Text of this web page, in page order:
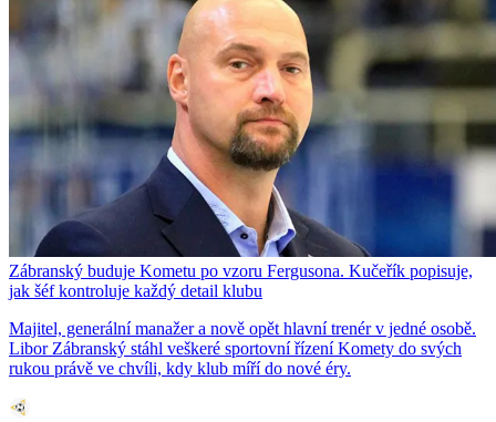
Zábranský buduje Kometu po vzoru Fergusona. Kučeřík popisuje,
jak šéf kontroluje každý detail klubu
Majitel, generální manažer a nově opět hlavní trenér v jedné osobě.
Libor Zábranský stáhl veškeré sportovní řízení Komety do svých
rukou právě ve chvíli, kdy klub míří do nové éry.